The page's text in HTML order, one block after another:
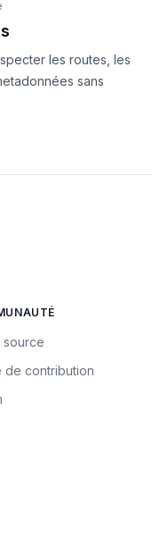
les routes, les
sans
source
de contribution